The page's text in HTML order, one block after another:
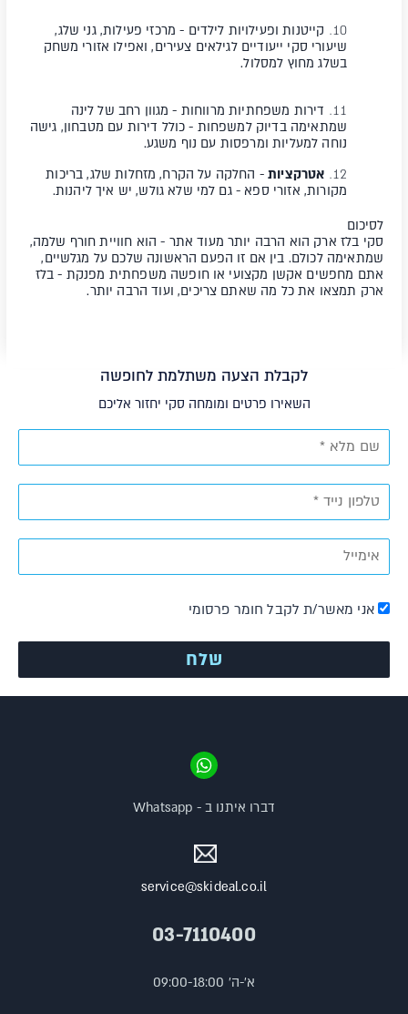
קייטנות ופעילויות לילדים - מרכזי פעילות, גני שלג,
שיעורי סקי ייעודיים לגילאים צעירים, ואפילו אזורי משחק
בשלג מחוץ למסלול.
דירות משפחתיות מרווחות - מגוון רחב של לינה
שמתאימה בדיוק למשפחות - כולל דירות עם מטבחון, גישה
נוחה למעליות ומרפסות עם נוף משגע.
אטרקציות- החלקה על הקרח, מזחלות שלג, בריכות
מקורות, אזורי ספא - גם למי שלא גולש, יש איך ליהנות.
לסיכום
סקי בלז ארק הוא הרבה יותר מעוד אתר - הוא חוויית חורף שלמה,
שמתאימה לכולם. בין אם זו הפעם הראשונה שלכם על מגלשיים,
אתם מחפשים אקשן מקצועי או חופשה משפחתית מפנקת - בלז
ארק תמצאו את כל מה שאתם צריכים, ועוד הרבה יותר.
לקבלת הצעה משתלמת לחופשה
השאירו פרטים ומומחה סקי יחזור אליכם
אני מאשר/ת לקבל חומר פרסומי
service@skideal.co.il
03-7110400
א'-ה' 09:00-18:00
דברו איתנו ב - Whatsapp